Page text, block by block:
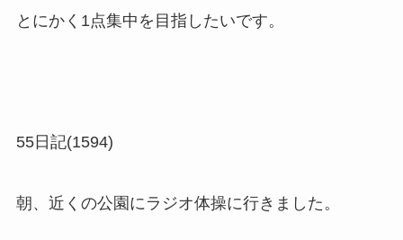
とにかく1点集中を目指したいです。
55日記(1594)
朝、近くの公園にラジオ体操に行きました。